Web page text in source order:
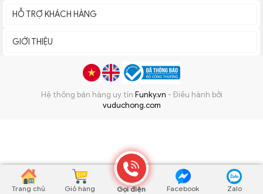
HỖ TRỢ KHÁCH HÀNG
GIỚI THIỆU
Hệ thống bán hàng uy tín Funky.vn - Điều hành bởi
vuduchong.com
Trang chủ Giỏ hàng Gọi điện Facebook Zalo